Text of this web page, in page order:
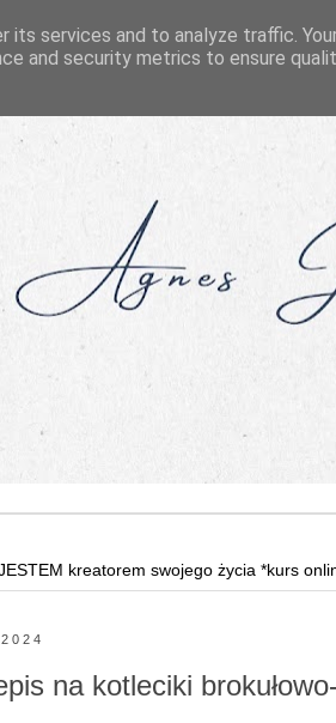
kreatorem swojego życia *kurs
na kotleciki
services and to analyze traffic.
and security metrics to ensure